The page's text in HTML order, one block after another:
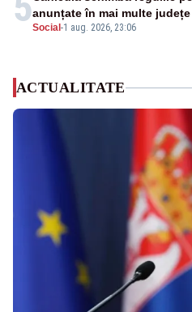
Social -1 aug. 2026, 23:06
anunțate în mai multe județe
ACTUALITATE